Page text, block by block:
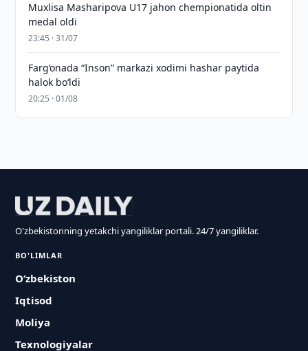
Muxlisa Masharipova U17 jahon chempionatida oltin
medal oldi
23:45 · 31/07
Farg‘onada “Inson” markazi xodimi hashar paytida
halok bo‘ldi
20:25 · 01/08
O'zbekistonning yetakchi yangiliklar portali. 24/7 yangiliklar.
BO'LIMLAR
O‘zbekiston
Iqtisod
Moliya
Texnologiyalar